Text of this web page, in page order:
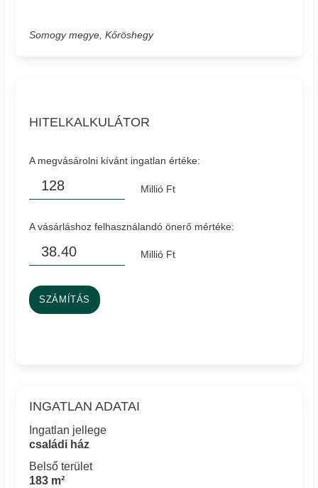
Somogy megye, Kőröshegy
HITELKALKULÁTOR
A megvásárolni kívánt ingatlan értéke:
Millió Ft
A vásárláshoz felhasználandó önerő mértéke:
Millió Ft
SZÁMÍTÁS
INGATLAN ADATAI
Ingatlan jellege
családi ház
Belső terület
183 m²